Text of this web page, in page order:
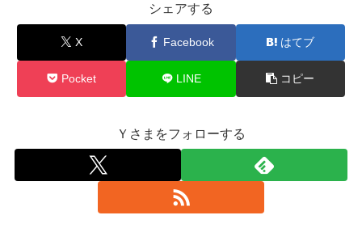
シェアする
X Facebook はてブ
Pocket LINE コピー
Ｙさまをフォローする